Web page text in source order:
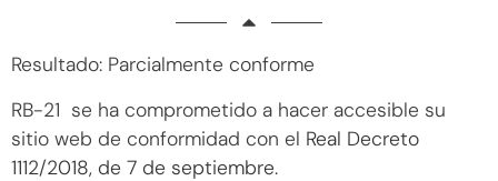
Resultado: Parcialmente conforme
RB-21 se ha comprometido a hacer accesible su
sitio web de conformidad con el Real Decreto
1112/2018, de 7 de septiembre.